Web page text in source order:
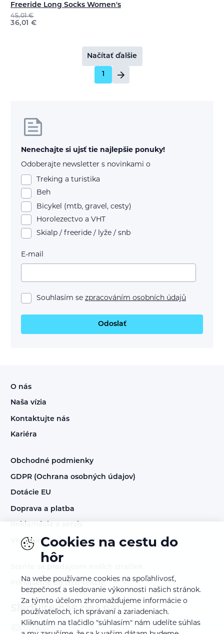
Freeride Long Socks Women's
45,01€
36,01 €
Načítať ďalšie
1
Nenechajte si ujsť tie najlepšie ponuky!
Odoberajte newsletter s novinkami o
Treking a turistika
Beh
Bicykel (mtb, gravel, cesty)
Horolezectvo a VHT
Skialp / freeride / lyže / snb
E-mail
Souhlasím se zpracováním osobních údajů
Odoslať
O nás
Naša vízia
Kontaktujte nás
Kariéra
Obchodné podmienky
GDPR (Ochrana osobných údajov)
Dotácie EU
Doprava a platba
Vrátenie tovaru
Prihlásenie do B2B sekcie
Sledujte nás tiež na:
Cookies na cestu do
hôr
Na webe používame cookies na spoľahlivosť,
bezpečnosť a sledovanie výkonnosti našich stránok.
Za týmto účelom zhromažďujeme informácie o
používateľoch, ich správaní a zariadeniach.
Kliknutím na tlačidlo "súhlasím" nám udelíte súhlas